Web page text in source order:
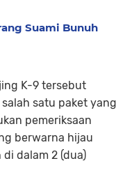
Suami Bunuh
K-9 tersebut
satu paket yang
pemeriksaan
berwarna hijau
dalam 2 (dua)